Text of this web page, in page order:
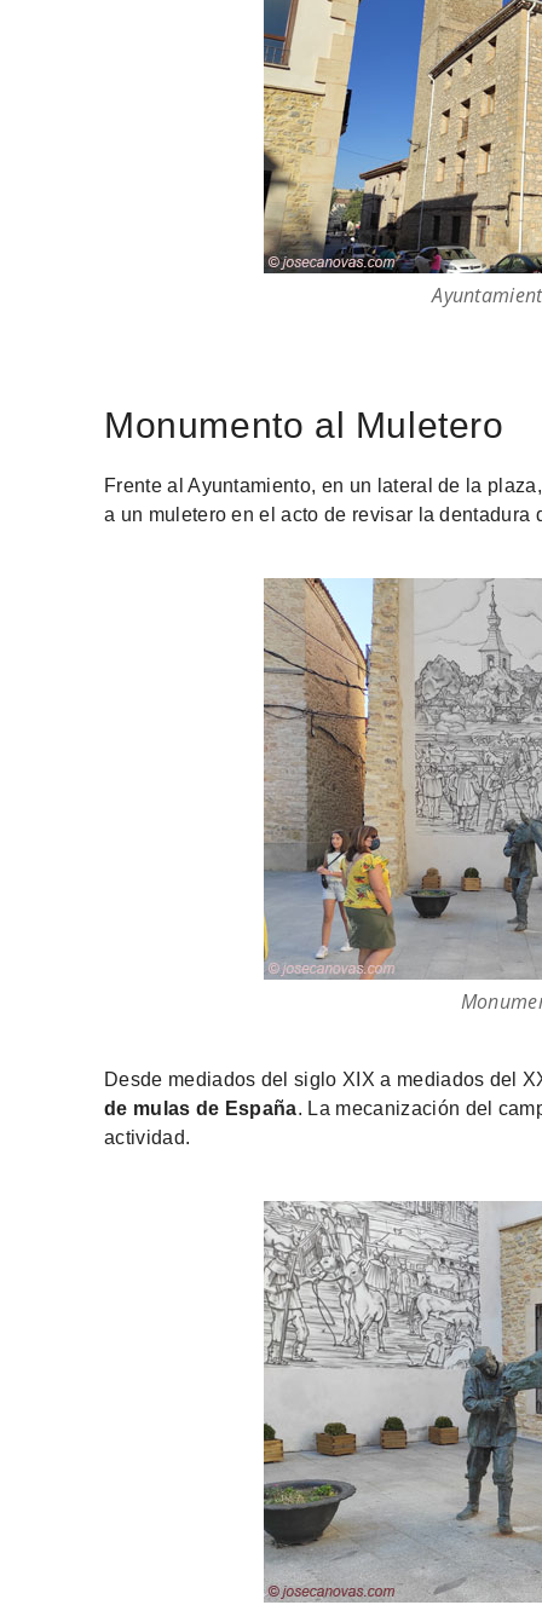
Monumento al Muletero
Frente al Ayuntamiento, en un lateral de la
a un muletero en el acto de revisar la dentadura
Desde mediados del siglo XIX a mediados del
de mulas de España. La mecanización del
actividad.